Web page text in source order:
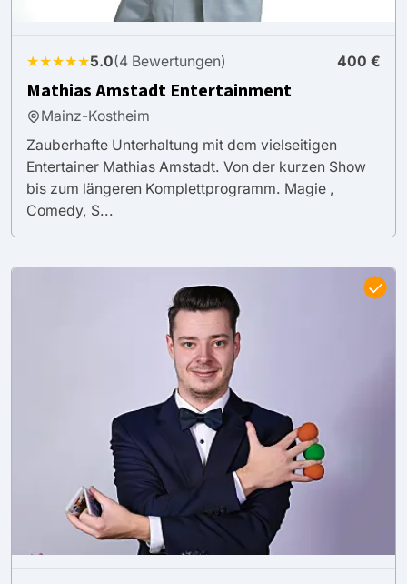
★★★★★5.0(4 Bewertungen) 400 €
Mathias Amstadt Entertainment
Mainz-Kostheim
Zauberhafte Unterhaltung mit dem vielseitigen
Entertainer Mathias Amstadt. Von der kurzen Show
bis zum längeren Komplettprogramm. Magie ,
Comedy, S...